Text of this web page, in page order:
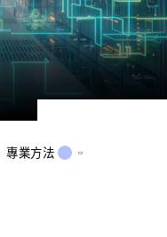
專業方法